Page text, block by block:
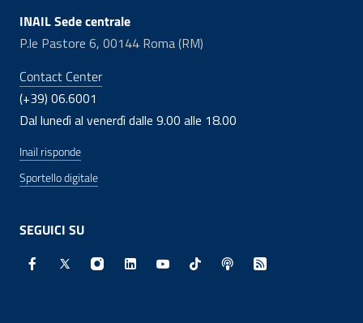
INAIL Sede centrale
P.le Pastore 6, 00144 Roma (RM)
Contact Center
(+39) 06.6001
Dal lunedì al venerdì dalle 9.00 alle 18.00
Inail risponde
Sportello digitale
SEGUICI SU
Facebook - Sito esterno - Apertura in nuova finestra
X - Sito esterno - Apertura in nuova finestra
Instagram - Sito esterno - Apertura in
Linkedin - Sito esterno - Apertura in
Youtube - Sito esterno -
TikTok - Sito esterno -
Spreaker - Sito
Feed RSS -